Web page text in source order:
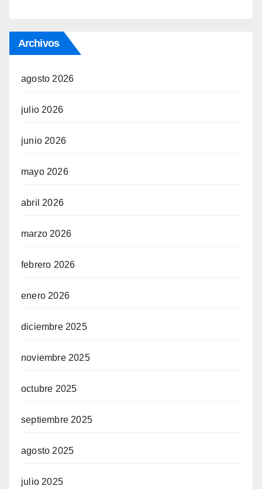
Archivos
agosto 2026
julio 2026
junio 2026
mayo 2026
abril 2026
marzo 2026
febrero 2026
enero 2026
diciembre 2025
noviembre 2025
octubre 2025
septiembre 2025
agosto 2025
julio 2025